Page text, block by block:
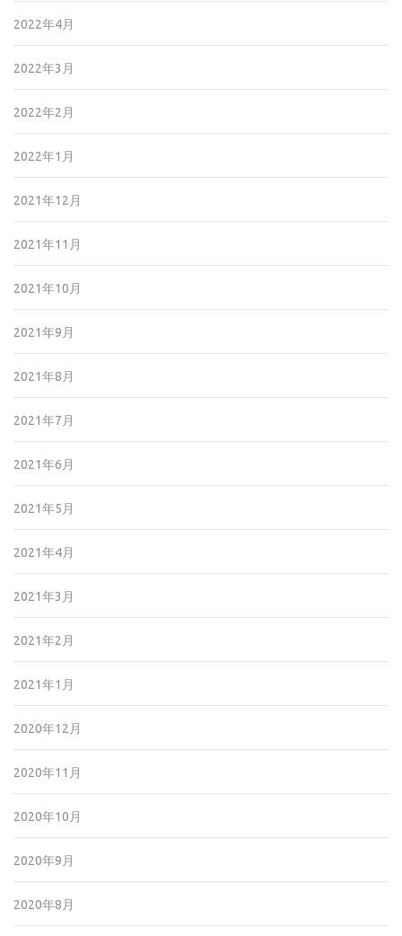
2022年4月
2022年3月
2022年2月
2022年1月
2021年12月
2021年11月
2021年10月
2021年9月
2021年8月
2021年7月
2021年6月
2021年5月
2021年4月
2021年3月
2021年2月
2021年1月
2020年12月
2020年11月
2020年10月
2020年9月
2020年8月